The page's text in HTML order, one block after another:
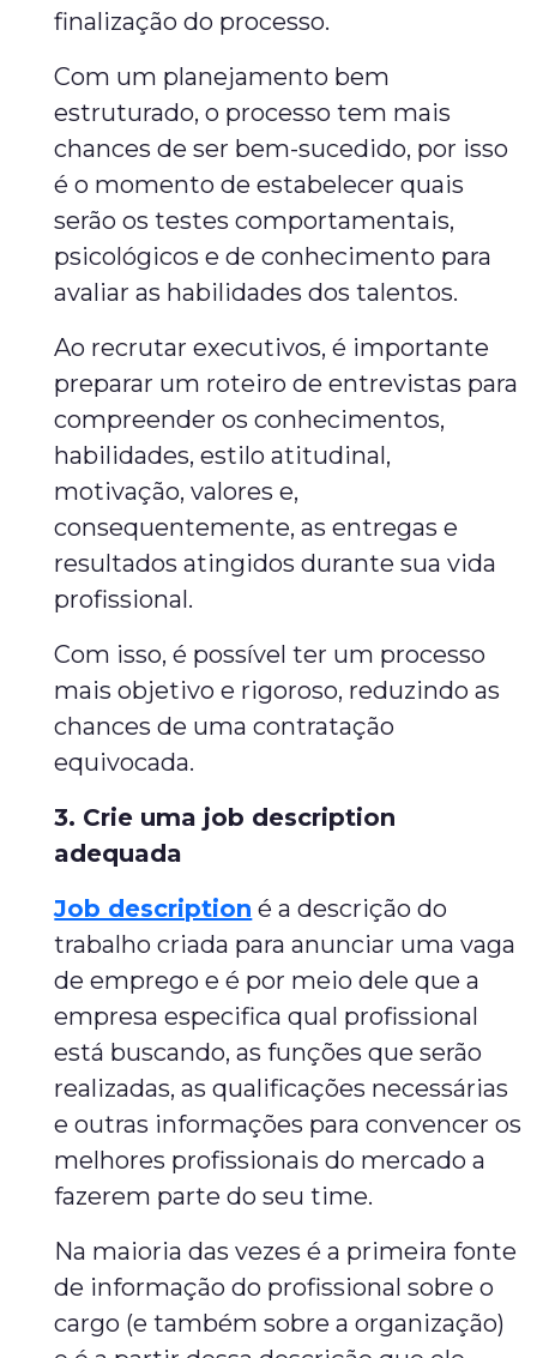
finalização do processo.
Com um planejamento bem
estruturado, o processo tem mais
chances de ser bem-sucedido, por isso
é o momento de estabelecer quais
serão os testes comportamentais,
psicológicos e de conhecimento para
avaliar as habilidades dos talentos.
Ao recrutar executivos, é importante
preparar um roteiro de entrevistas para
compreender os conhecimentos,
habilidades, estilo atitudinal,
motivação, valores e,
consequentemente, as entregas e
resultados atingidos durante sua vida
profissional.
Com isso, é possível ter um processo
mais objetivo e rigoroso, reduzindo as
chances de uma contratação
equivocada.
3. Crie uma job description
adequada
Job description é a descrição do
trabalho criada para anunciar uma vaga
de emprego e é por meio dele que a
empresa especifica qual profissional
está buscando, as funções que serão
realizadas, as qualificações necessárias
e outras informações para convencer os
melhores profissionais do mercado a
fazerem parte do seu time.
Na maioria das vezes é a primeira fonte
de informação do profissional sobre o
cargo (e também sobre a organização)